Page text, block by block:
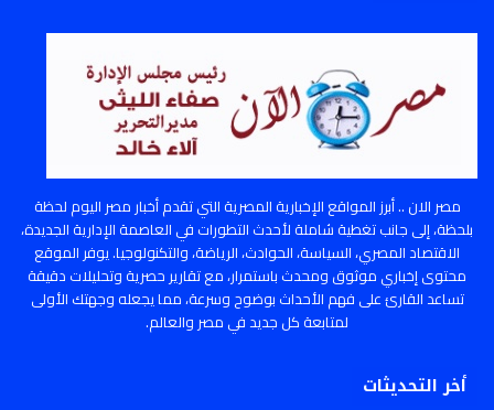
مصر الان .. أبرز المواقع الإخبارية المصرية التي تقدم أخبار مصر اليوم لحظة
بلحظة، إلى جانب تغطية شاملة لأحدث التطورات في العاصمة الإدارية الجديدة،
الاقتصاد المصري، السياسة، الحوادث، الرياضة، والتكنولوجيا. يوفر الموقع
محتوى إخباري موثوق ومحدث باستمرار، مع تقارير حصرية وتحليلات دقيقة
تساعد القارئ على فهم الأحداث بوضوح وسرعة، مما يجعله وجهتك الأولى
لمتابعة كل جديد في مصر والعالم.
أخر التحديثات